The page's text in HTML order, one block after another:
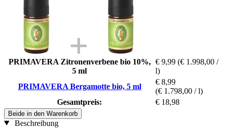
PRIMAVERA Zitronenverbene bio 10%,
5 ml
€ 9,99 (€ 1.998,00 /
l)
PRIMAVERA Bergamotte bio, 5 ml
€ 8,99
(€ 1.798,00 / l)
Gesamtpreis:
€ 18,98
Beide in den Warenkorb
Beschreibung